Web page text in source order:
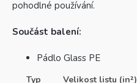
pohodlné používání.
Součást balení:
Pádlo Glass PE
Typ Velikost listu (in²)